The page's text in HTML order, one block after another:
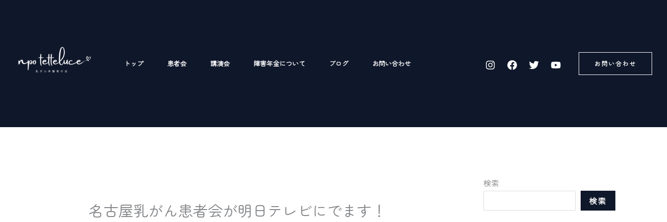
トップ 患者会 講演会 障害年金について ブログ お問い合わせ お問い合わせ
名古屋乳がん患者会が明日テレビにでます！
検索
検索